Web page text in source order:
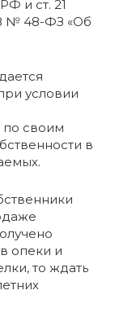
и ст. 21
№ 48-ФЗ «Об
условии
по своим
в
опеки и
то ждать